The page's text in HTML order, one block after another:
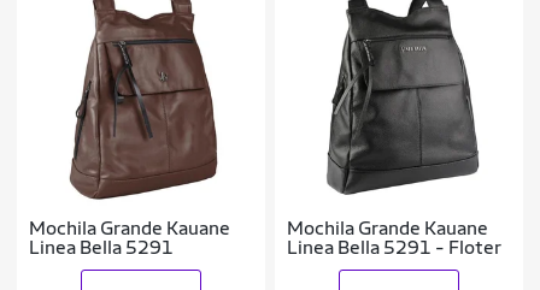
Mochila Grande Kauane
Linea Bella 5291
Mochila Grande Kauane
Linea Bella 5291 - Floter